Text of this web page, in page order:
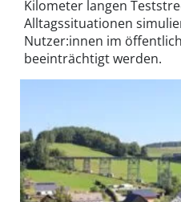
Kilometer langen
Alltagssituationen
Nutzer:innen im
beeinträchtigt werden.